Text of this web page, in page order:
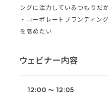
ングに注力しているつもりだ
・コーポレートブランディン
を高めたい
ウェビナー内容
12:00 ～ 12:05